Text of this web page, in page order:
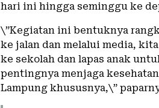
hari ini hingga seminggu ke
\”Kegiatan ini bentuknya
ke jalan dan melalui media,
ke sekolah dan lapas anak
pentingnya menjaga
Lampung khususnya,\”